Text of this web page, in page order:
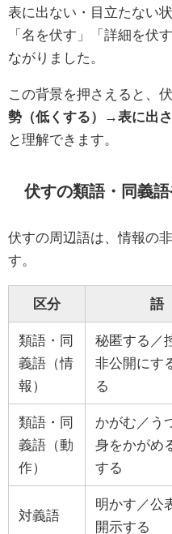
表に出ない・目立たない
「名を伏す」「詳細を伏
ながりました。
この背景を押さえると、
勢（低くする）→表に出
と理解できます。
伏すの類語・同義
伏すの周辺語は、情報の
す。
区分 語
類語・同
義語（情
報）
秘匿する／
非公開にす
る
類語・同
義語（動
作）
かがむ／う
身をかがめ
する
対義語
明かす／公
開示する